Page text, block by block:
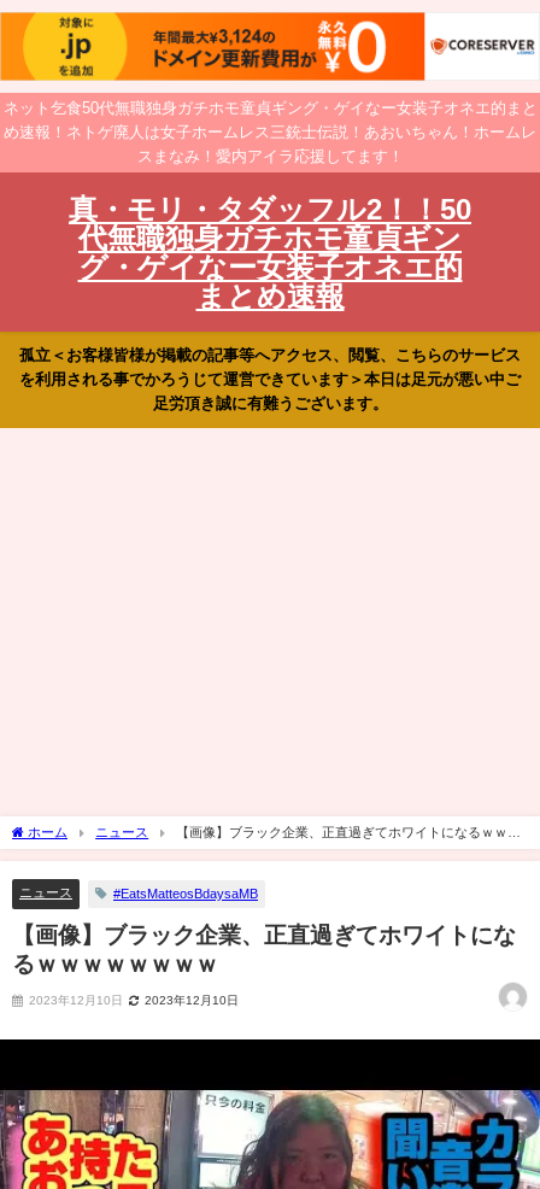
ネット乞食50代無職独身ガチホモ童貞ギング・ゲイなー女装子オネエ的まと
め速報！ネトゲ廃人は女子ホームレス三銃士伝説！あおいちゃん！ホームレ
スまなみ！愛内アイラ応援してます！
真・モリ・タダッフル2！！50
代無職独身ガチホモ童貞ギン
グ・ゲイなー女装子オネエ的
まとめ速報
孤立＜お客様皆様が掲載の記事等へアクセス、閲覧、こちらのサービス
を利用される事でかろうじて運営できています＞本日は足元が悪い中ご
足労頂き誠に有難うございます。
ホーム ニュース
【画像】ブラック企業、正直過ぎてホワイトになるｗｗｗ
ｗｗｗｗｗ
ニュース #EatsMatteosBdaysaMB
【画像】ブラック企業、正直過ぎてホワイトにな
るｗｗｗｗｗｗｗｗ
2023年12月10日 2023年12月10日